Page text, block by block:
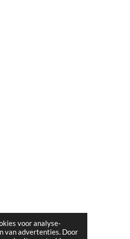
voor analyse-
van advertenties. Door